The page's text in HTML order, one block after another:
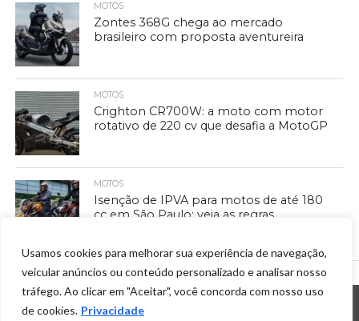
Usamos cookies para melhorar sua experiência de navegação,
veicular anúncios ou conteúdo personalizado e analisar nosso
tráfego. Ao clicar em "Aceitar", você concorda com nosso uso
de cookies. Privacidade
MOTOS
Zontes 368G chega ao mercado
brasileiro com proposta aventureira
MOTOS
Crighton CR700W: a moto com motor
rotativo de 220 cv que desafia a MotoGP
MOTOS
Isenção de IPVA para motos de até 180
cc em São Paulo: veja as regras